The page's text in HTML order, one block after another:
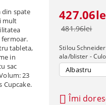
spate
mult
fermoar.
tableta,
in
sac
23
Cupcake.
481.96lei
Stilou
ala/blister -
Îmi